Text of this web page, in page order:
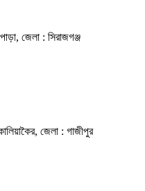
জেলা : সিরাজগঞ্জ
জেলা : গাজীপুর